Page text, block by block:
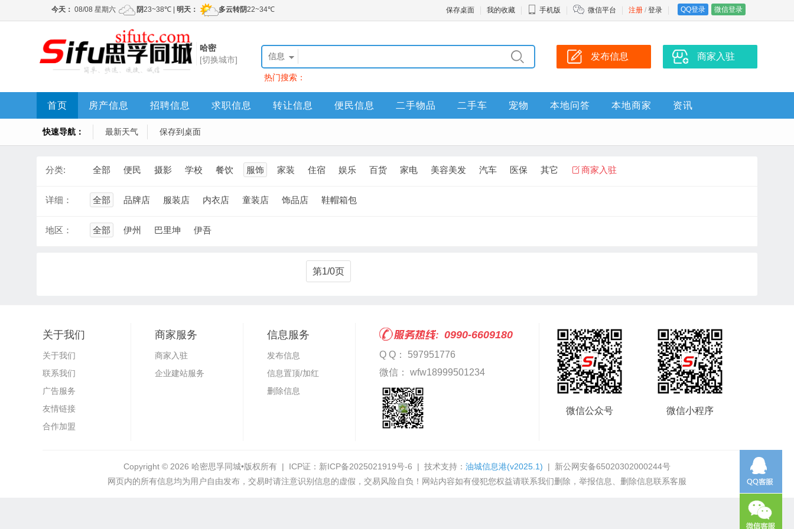
注册 / 登录 QQ登录 微信登录
保存桌面 我的收藏 手机版 微信平台
哈密
[切换城市]
信息
热门搜索：
发布信息 商家入驻
首页 房产信息 招聘信息 求职信息 转让信息 便民信息 二手物品 二手车 宠物 本地问答 本地商家 资讯
快速导航： 最新天气 保存到桌面
分类: 全部 便民 摄影 学校 餐饮 服饰 家装 住宿 娱乐 百货 家电 美容美发 汽车 医保 其它 商家入驻
详细： 全部 品牌店 服装店 内衣店 童装店 饰品店 鞋帽箱包
地区： 全部 伊州 巴里坤 伊吾
第1/0页
关于我们
关于我们
联系我们
广告服务
友情链接
合作加盟
商家服务
商家入驻
企业建站服务
信息服务
发布信息
信息置顶/加红
删除信息
0990-6609180
Q Q： 597951776
微信： wfw18999501234
微信公众号 微信小程序
Copyright © 2026 哈密思孚同城•版权所有 | ICP证： 新ICP备2025021919号-6 | 技术支持： 油城信息港(v2025.1) | 新公网安备65020302000244号
网页内的所有信息均为用户自由发布，交易时请注意识别信息的虚假，交易风险自负！网站内容如有侵犯您权益请联系我们删除，举报信息、删除信息联系客服